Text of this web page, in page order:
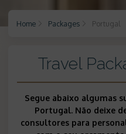
Home Packages Portugal
Travel
Segue abaixo algumas
Portugal. Não deixe
consultores para